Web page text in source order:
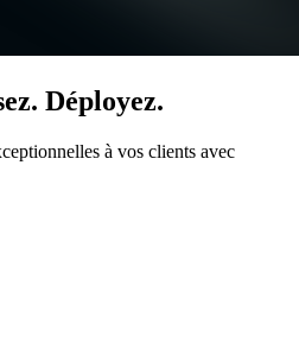
Déployez.
à vos clients avec